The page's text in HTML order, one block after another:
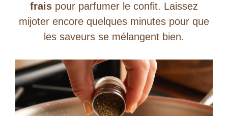
frais pour parfumer le confit. Laissez
mijoter encore quelques minutes pour que
les saveurs se mélangent bien.